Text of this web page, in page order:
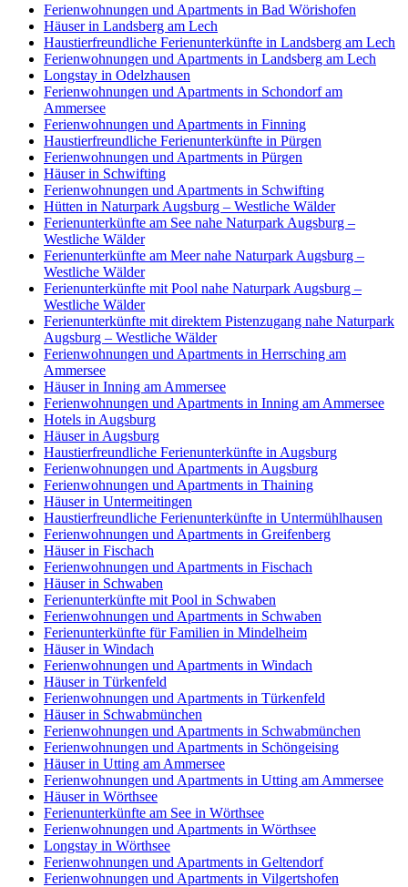
Ferienwohnungen und Apartments in Bad Wörishofen
Häuser in Landsberg am Lech
Haustierfreundliche Ferienunterkünfte in Landsberg am Lech
Ferienwohnungen und Apartments in Landsberg am Lech
Longstay in Odelzhausen
Ferienwohnungen und Apartments in Schondorf am
Ammersee
Ferienwohnungen und Apartments in Finning
Haustierfreundliche Ferienunterkünfte in Pürgen
Ferienwohnungen und Apartments in Pürgen
Häuser in Schwifting
Ferienwohnungen und Apartments in Schwifting
Hütten in Naturpark Augsburg – Westliche Wälder
Ferienunterkünfte am See nahe Naturpark Augsburg –
Westliche Wälder
Ferienunterkünfte am Meer nahe Naturpark Augsburg –
Westliche Wälder
Ferienunterkünfte mit Pool nahe Naturpark Augsburg –
Westliche Wälder
Ferienunterkünfte mit direktem Pistenzugang nahe Naturpark
Augsburg – Westliche Wälder
Ferienwohnungen und Apartments in Herrsching am
Ammersee
Häuser in Inning am Ammersee
Ferienwohnungen und Apartments in Inning am Ammersee
Hotels in Augsburg
Häuser in Augsburg
Haustierfreundliche Ferienunterkünfte in Augsburg
Ferienwohnungen und Apartments in Augsburg
Ferienwohnungen und Apartments in Thaining
Häuser in Untermeitingen
Haustierfreundliche Ferienunterkünfte in Untermühlhausen
Ferienwohnungen und Apartments in Greifenberg
Häuser in Fischach
Ferienwohnungen und Apartments in Fischach
Häuser in Schwaben
Ferienunterkünfte mit Pool in Schwaben
Ferienwohnungen und Apartments in Schwaben
Ferienunterkünfte für Familien in Mindelheim
Häuser in Windach
Ferienwohnungen und Apartments in Windach
Häuser in Türkenfeld
Ferienwohnungen und Apartments in Türkenfeld
Häuser in Schwabmünchen
Ferienwohnungen und Apartments in Schwabmünchen
Ferienwohnungen und Apartments in Schöngeising
Häuser in Utting am Ammersee
Ferienwohnungen und Apartments in Utting am Ammersee
Häuser in Wörthsee
Ferienunterkünfte am See in Wörthsee
Ferienwohnungen und Apartments in Wörthsee
Longstay in Wörthsee
Ferienwohnungen und Apartments in Geltendorf
Ferienwohnungen und Apartments in Vilgertshofen